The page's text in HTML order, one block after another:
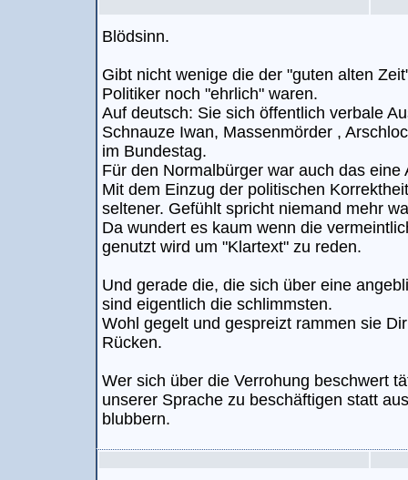
Blödsinn.
Gibt nicht wenige die der "guten alten
Politiker noch "ehrlich" waren.
Auf deutsch: Sie sich öffentlich verbale
Schnauze Iwan, Massenmörder ,
im Bundestag.
Für den Normalbürger war auch das eine
Mit dem Einzug der politischen
seltener. Gefühlt spricht niemand mehr
Da wundert es kaum wenn die
genutzt wird um "Klartext" zu reden.
Und gerade die, die sich über eine
sind eigentlich die schlimmsten.
Wohl gegelt und gespreizt rammen sie
Rücken.
Wer sich über die Verrohung beschwert
unserer Sprache zu beschäftigen statt
blubbern.